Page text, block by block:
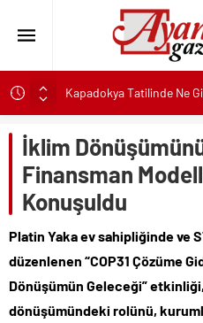
Kapadokya Tatilinde Ne
Büyükakın’dan İzmit’in
Didim Belediyesi’nden
Kaykay Şampiyonasının
Didim Belediyesi
Üsküdar’da Açık Hava
Klasiklerle Devam Ediyor
Başkan Çerçioğlu’nun
İklim
Finansman
Konuşuldu
Platin Yaka ev sahipliğinde ve
düzenlenen “COP31 Çözüme
Dönüşümün Geleceği”
dönüşümündeki rolünü,